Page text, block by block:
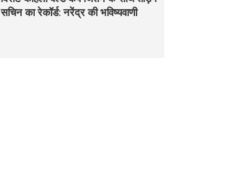
सचिन का रेकॉर्ड: नरेंद्र की भविष्यवाणी